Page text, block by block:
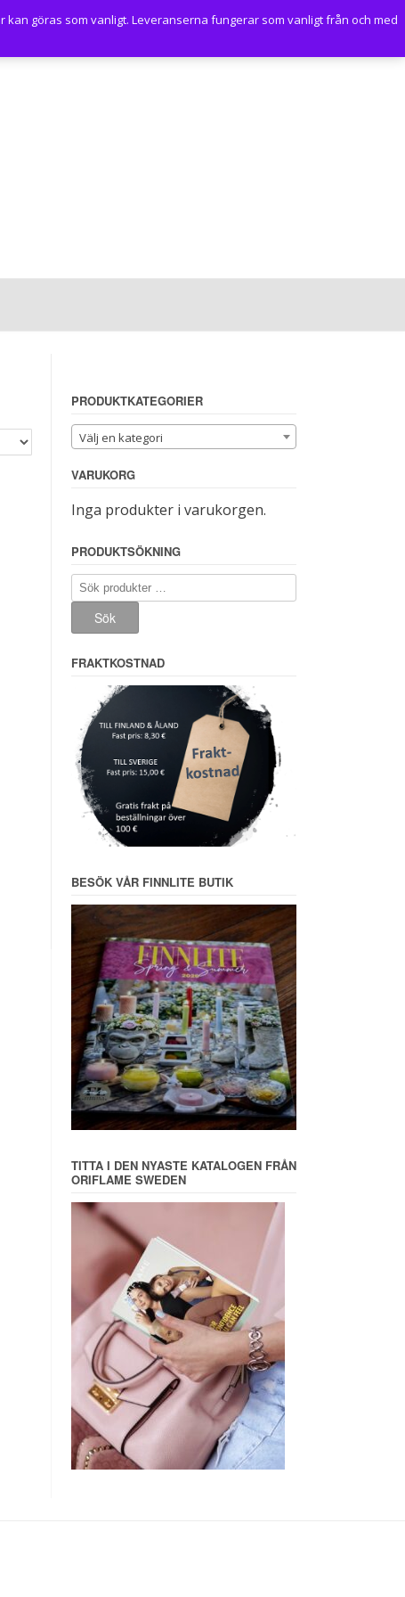
göras som vanligt. Leveranserna fungerar som vanligt från och med
PRODUKTKATEGORIER
Välj en kategori
VARUKORG
Inga produkter i varukorgen.
PRODUKTSÖKNING
Sök
efter:
Sök
FRAKTKOSTNAD
BESÖK VÅR FINNLITE BUTIK
TITTA I DEN NYASTE KATALOGEN FRÅN
ORIFLAME SWEDEN